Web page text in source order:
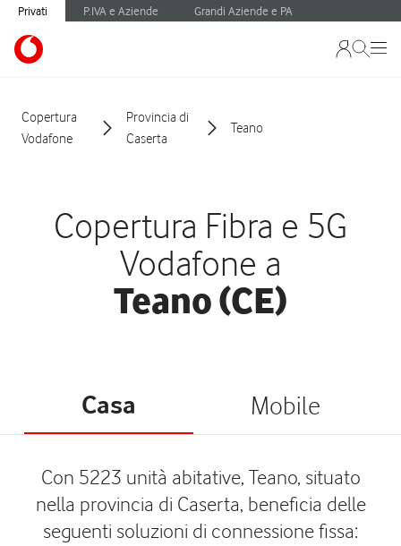
Privati P.IVA e Aziende Grandi Aziende e PA
Copertura
Vodafone
Provincia di
Caserta
Teano
Copertura Fibra e 5G
Vodafone a
Teano (CE)
Casa Mobile
Con 5223 unità abitative, Teano, situato
nella provincia di Caserta, beneficia delle
seguenti soluzioni di connessione fissa: